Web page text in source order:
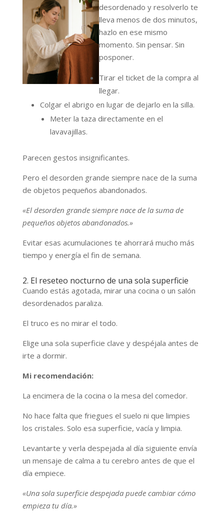
desordenado y resolverlo te
lleva menos de dos minutos,
hazlo en ese mismo
momento. Sin pensar. Sin
posponer.
Tirar el ticket de la compra al
llegar.
Colgar el abrigo en lugar de dejarlo en la silla.
Meter la taza directamente en el
lavavajillas.
Parecen gestos insignificantes.
Pero el desorden grande siempre nace de la suma
de objetos pequeños abandonados.
«El desorden grande siempre nace de la suma de
pequeños objetos abandonados.»
Evitar esas acumulaciones te ahorrará mucho más
tiempo y energía el fin de semana.
2. El reseteo nocturno de una sola superficie
Cuando estás agotada, mirar una cocina o un salón
desordenados paraliza.
El truco es no mirar el todo.
Elige una sola superficie clave y despéjala antes de
irte a dormir.
Mi recomendación:
La encimera de la cocina o la mesa del comedor.
No hace falta que friegues el suelo ni que limpies
los cristales. Solo esa superficie, vacía y limpia.
Levantarte y verla despejada al día siguiente envía
un mensaje de calma a tu cerebro antes de que el
día empiece.
«Una sola superficie despejada puede cambiar cómo
empieza tu día.»